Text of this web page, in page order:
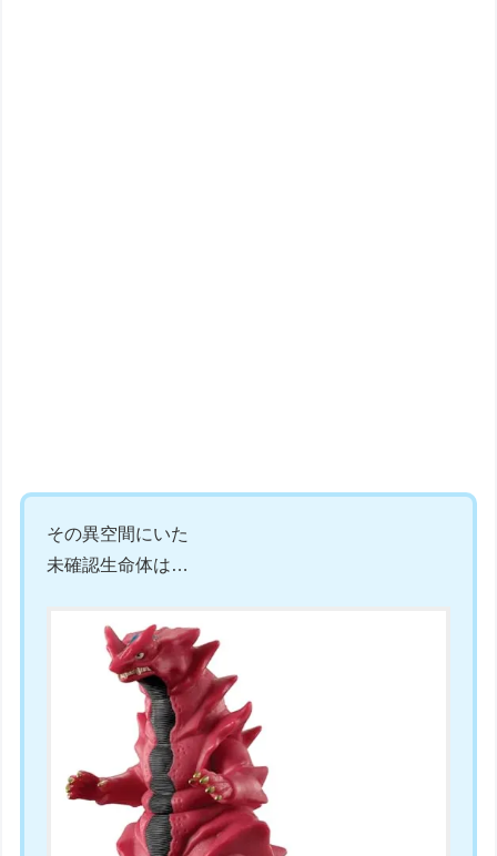
その異空間にいた
未確認生命体は…